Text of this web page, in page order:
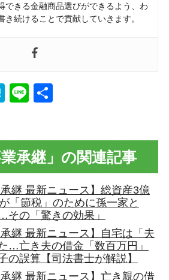
できる金融商品選びができるよう、わ
き続けることで貢献していきます。
Hatena
Line共
業承継」の関連記事
承継 最新ニュース】総資産3億
「節税」のために孫一家と
その「驚きの効果」
承継 最新ニュース】自宅は「夫
…亡き夫の借金「数百万円」
の誤算【司法書士が解説】
承継 最新ニュース】亡き親の借